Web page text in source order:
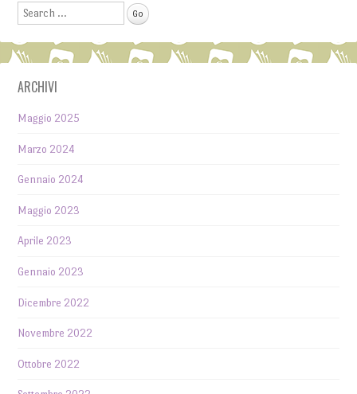
Search
ARCHIVI
Maggio 2025
Marzo 2024
Gennaio 2024
Maggio 2023
Aprile 2023
Gennaio 2023
Dicembre 2022
Novembre 2022
Ottobre 2022